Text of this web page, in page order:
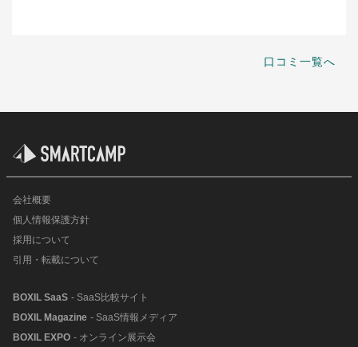
口コミ一覧へ
会社概要
個人情報保護方針
採用について
引用・転載について
BOXIL SaaS - SaaS比較サイト
BOXIL Magazine - SaaS情報メディア
BOXIL EXPO - オンライン展示会